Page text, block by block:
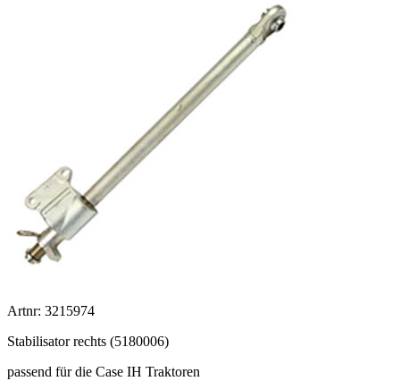
Artnr: 3215974
Stabilisator rechts (5180006)
passend für die Case IH Traktoren